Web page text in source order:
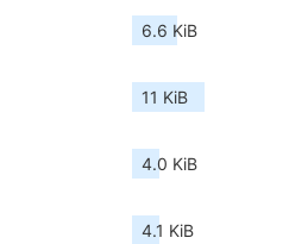
6.6 KiB
11 KiB
4.0 KiB
4.1 KiB